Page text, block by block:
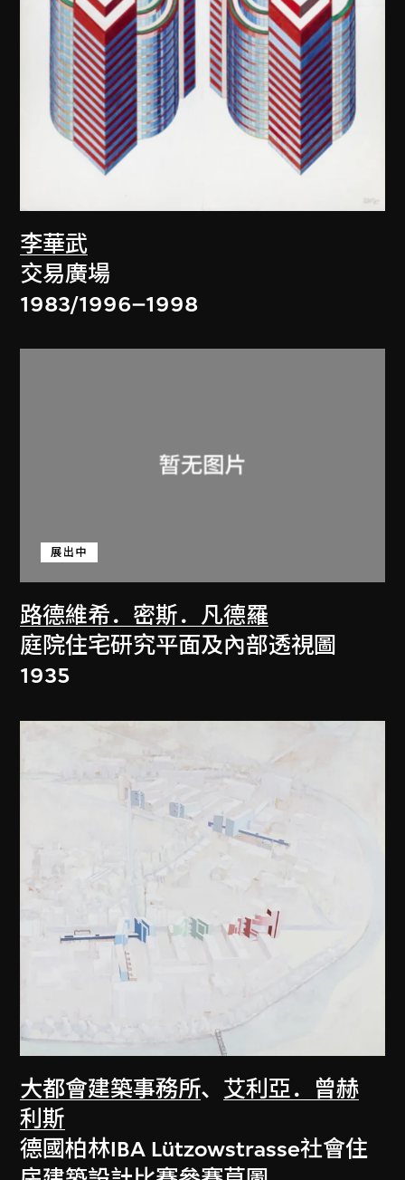
李華武
交易廣場
1983/1996–1998
路德維希．密斯．凡德羅
展出中
庭院住宅研究平面及內部透視圖
1935
大都會建築事務所、 艾利亞．曾赫
利斯
德國柏林IBA Lützowstrasse社會住